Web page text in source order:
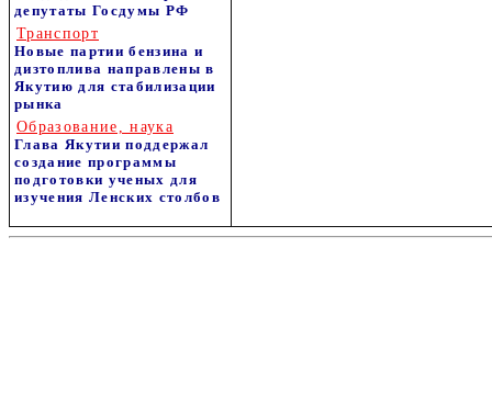
депутаты Госдумы РФ
Транспорт
Новые партии бензина и
дизтоплива направлены в
Якутию для стабилизации
рынка
Образование, наука
Глава Якутии поддержал
создание программы
подготовки ученых для
изучения Ленских столбов